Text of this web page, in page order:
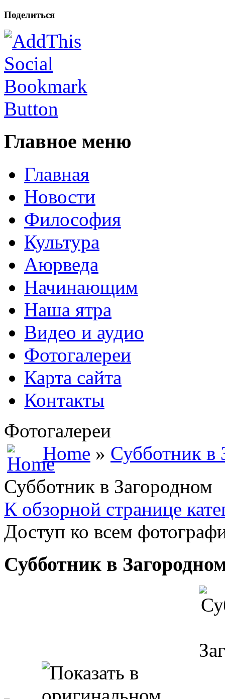
Поделиться
Главное меню
Главная
Новости
Философия
Культура
Аюрведа
Начинающим
Наша ятра
Видео и аудио
Фотогалереи
Карта сайта
Контакты
Фотогалереи
Home » Субботник в
Субботник в Загородном
К обзорной странице
Доступ ко всем
Субботник в